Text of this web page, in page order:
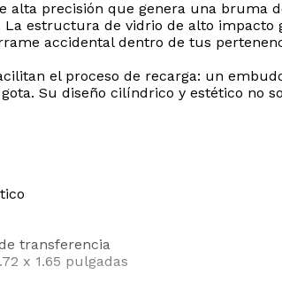
alta precisión que genera una
estructura de vidrio de alto
accidental dentro de tus
el proceso de recarga: un
Su diseño cilíndrico y estético no
transferencia
x 1.65 pulgadas